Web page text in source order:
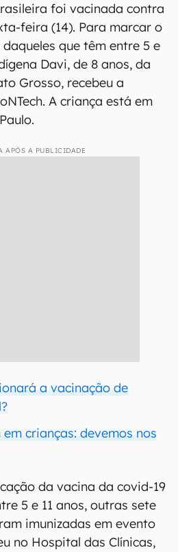
foi vacinada contra
feira (14). Para marcar o
que têm entre 5 e
Davi, de 8 anos, da
Grosso, recebeu a
A criança está em
APÓS A PUBLICIDADE
a vacinação de
crianças: devemos nos
da vacina da covid-19
5 e 11 anos, outras sete
imunizadas em evento
no Hospital das Clínicas,